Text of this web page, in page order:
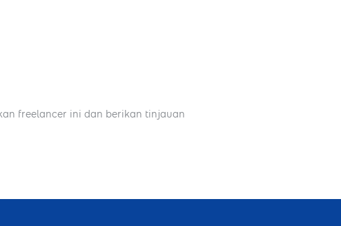
freelancer ini dan berikan tinjauan